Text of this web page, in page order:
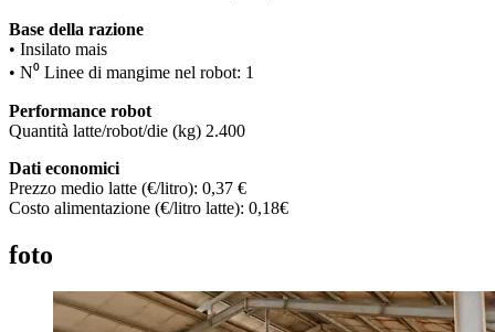
Base della razione
• Insilato mais
• N⁰ Linee di mangime nel robot: 1
Performance robot
Quantità latte/robot/die (kg) 2.400
Dati economici
Prezzo medio latte (€/litro): 0,37 €
Costo alimentazione (€/litro latte): 0,18€
foto